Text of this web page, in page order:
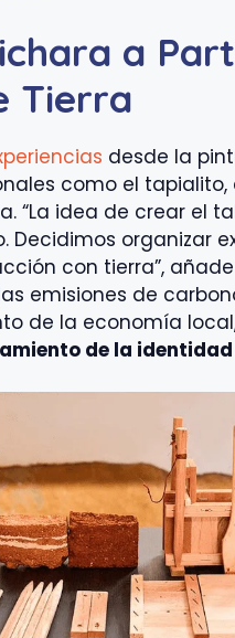
a
Tierra
desde la
como el
“La idea de crear el
organizar
con tierra”,
emisiones de
de la economía
de la